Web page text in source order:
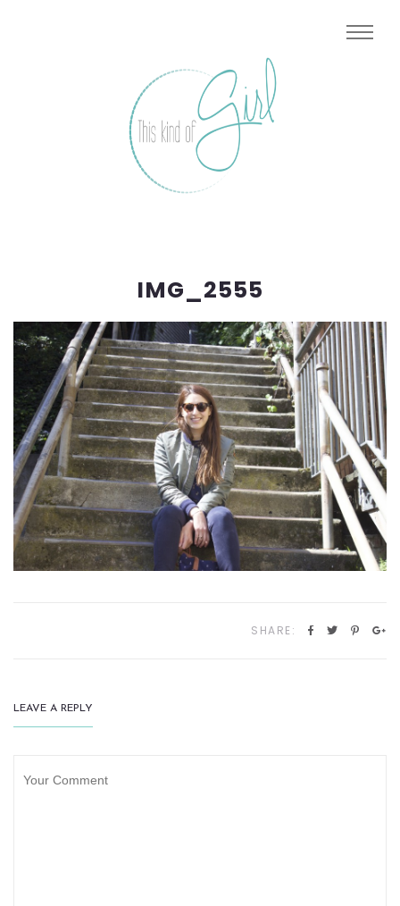
IMG_2555
SHARE:
LEAVE A REPLY